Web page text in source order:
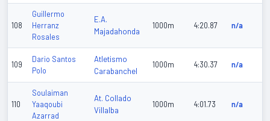
108
Guillermo
Herranz
Rosales
E.A.
Majadahonda
1000m 4:20.87 n/a
109
Dario Santos
Polo
Atletismo
Carabanchel
1000m 4:30.37 n/a
110
Soulaiman
Yaaqoubi
Azarrad
At. Collado
Villalba
1000m 4:01.73 n/a